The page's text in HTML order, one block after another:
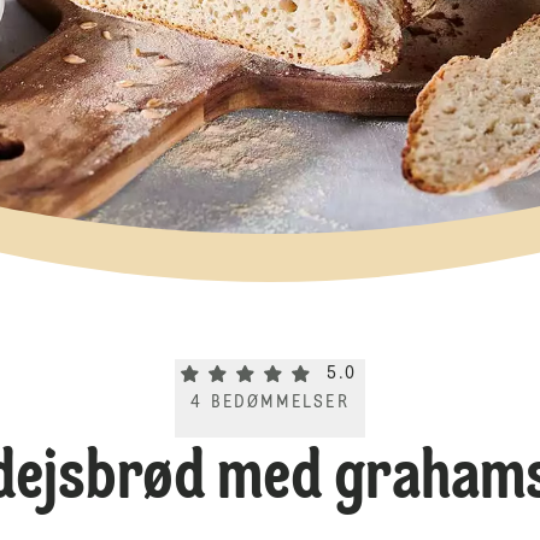
Current rating 5.0. Click to rate.
5.0
4
BEDØMMELSER
med